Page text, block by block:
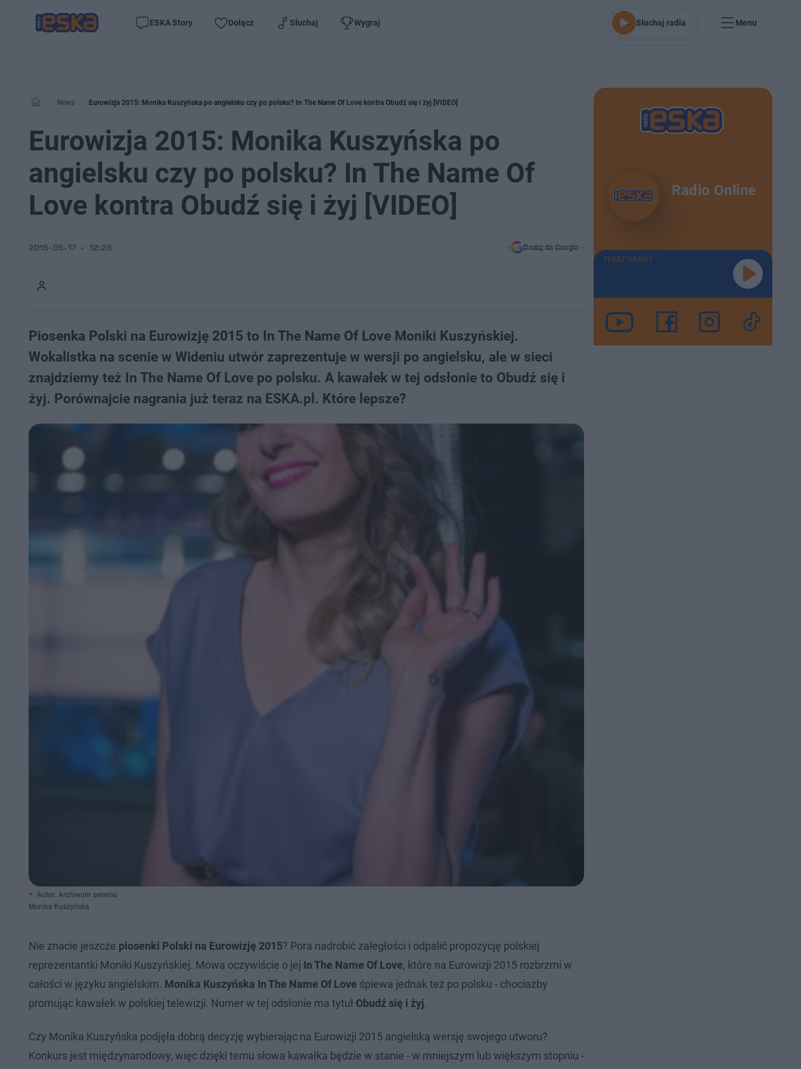
ESKA Story Dołącz Słuchaj Wygraj Słuchaj radia Menu
News Eurowizja 2015: Monika Kuszyńska po angielsku czy po polsku? In The Name Of Love kontra Obudź się i żyj [VIDEO]
Eurowizja 2015: Monika Kuszyńska po
angielsku czy po polsku? In The Name Of
Love kontra Obudź się i żyj [VIDEO]
2015-05-17 12:26 Dodaj do Google
Piosenka Polski na Eurowizję 2015 to In The Name Of Love Moniki Kuszyńskiej.
Wokalistka na scenie w Wideniu utwór zaprezentuje w wersji po angielsku, ale w sieci
znajdziemy też In The Name Of Love po polsku. A kawałek w tej odsłonie to Obudź się i
żyj. Porównajcie nagrania już teraz na ESKA.pl. Które lepsze?
Autor: Archiwum serwisu
Monika Kuszyńska
Nie znacie jeszcze piosenki Polski na Eurowizję 2015? Pora nadrobić zaległości i odpalić propozycję polskiej
reprezentantki Moniki Kuszyńskiej. Mowa oczywiście o jej In The Name Of Love, które na Eurowizji 2015 rozbrzmi w
całości w języku angielskim. Monika Kuszyńska In The Name Of Love śpiewa jednak też po polsku - chociażby
promując kawałek w polskiej telewizji. Numer w tej odsłonie ma tytuł Obudź się i żyj.
Czy Monika Kuszyńska podjęła dobrą decyzję wybierając na Eurowizji 2015 angielską wersję swojego utworu?
Konkurs jest międzynarodowy, więc dzięki temu słowa kawałka będzie w stanie - w mniejszym lub większym stopniu -
Radio Online
TERAZ GRAMY